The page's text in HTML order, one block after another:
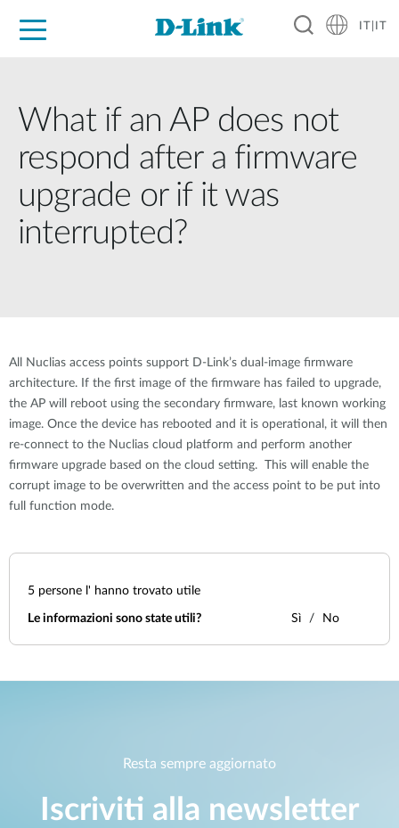
IT|IT
What if an AP does not
respond after a firmware
upgrade or if it was
interrupted?
All Nuclias access points support D-Link’s dual-image firmware
architecture. If the first image of the firmware has failed to upgrade,
the AP will reboot using the secondary firmware, last known working
image. Once the device has rebooted and it is operational, it will then
re-connect to the Nuclias cloud platform and perform another
firmware upgrade based on the cloud setting. This will enable the
corrupt image to be overwritten and the access point to be put into
full function mode.
5 persone l' hanno trovato utile
Le informazioni sono state utili? Sì No
Resta sempre aggiornato
Iscriviti alla newsletter